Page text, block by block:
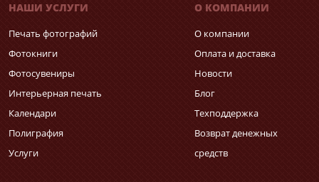
НАШИ УСЛУГИ
Печать фотографий
Фотокниги
Фотосувениры
Интерьерная печать
Календари
Полиграфия
Услуги
О КОМПАНИИ
О компании
Оплата и доставка
Новости
Блог
Техподдержка
Возврат денежных
средств